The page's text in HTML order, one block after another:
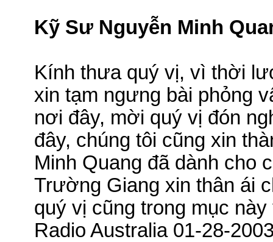
Kỹ Sư Nguyễn Minh
Kính thưa quý vị, vì thời
xin tạm ngưng bài phỏng
nơi đây, mời quý vị đón
đây, chúng tôi cũng xin
Minh Quang đã dành cho
Trường Giang xin thân ái
quý vị cũng trong mục
Radio Australia 01-28-